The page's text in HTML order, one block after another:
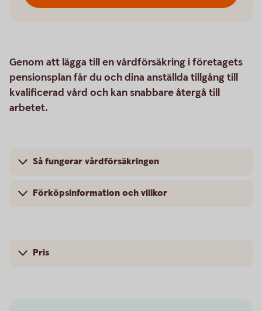
Genom att lägga till en vårdförsäkring i företagets
pensionsplan får du och dina anställda tillgång till
kvalificerad vård och kan snabbare återgå till
arbetet.
Så fungerar vårdförsäkringen
Förköpsinformation och villkor
Pris